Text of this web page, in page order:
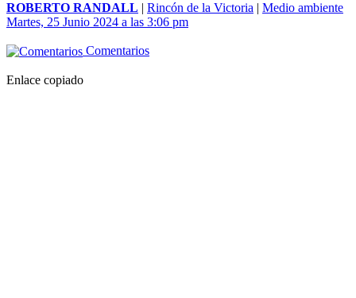
ROBERTO RANDALL | Rincón de la Victoria | Medio ambiente
Martes, 25 Junio 2024 a las 3:06 pm
Comentarios
Enlace copiado